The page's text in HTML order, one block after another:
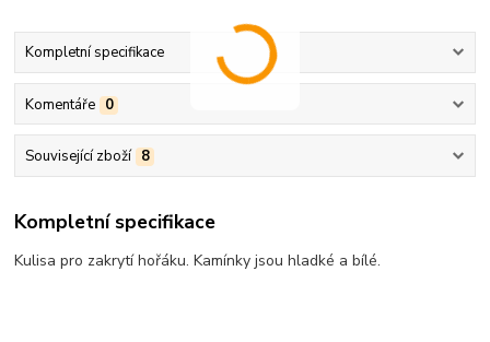
Kompletní specifikace
Komentáře 0
Související zboží 8
Kompletní specifikace
Kulisa pro zakrytí hořáku. Kamínky jsou hladké a bílé.